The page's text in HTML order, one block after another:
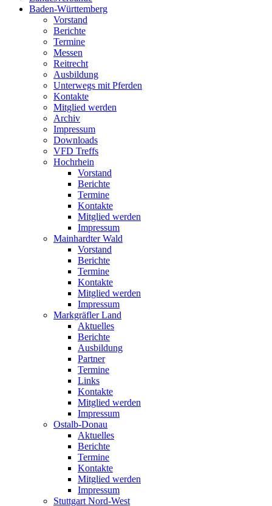
Baden-Württemberg
Vorstand
Berichte
Termine
Messen
Reitrecht
Ausbildung
Unterwegs mit Pferden
Kontakte
Mitglied werden
Archiv
Impressum
Downloads
VFD Treffs
Hochrhein
Vorstand
Berichte
Termine
Kontakte
Mitglied werden
Impressum
Mainhardter Wald
Vorstand
Berichte
Termine
Kontakte
Mitglied werden
Impressum
Markgräfler Land
Aktuelles
Berichte
Ausbildung
Partner
Termine
Links
Kontakte
Mitglied werden
Impressum
Ostalb-Donau
Aktuelles
Berichte
Termine
Kontakte
Mitglied werden
Impressum
Stuttgart Nord-West